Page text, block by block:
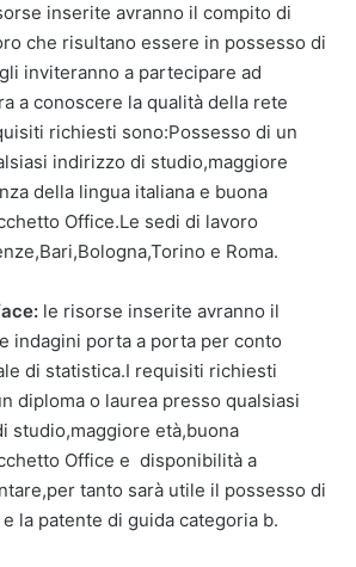
inserite avranno il compito di
che risultano essere in possesso di
inviteranno a partecipare ad
a conoscere la qualità della rete
richiesti sono:Possesso di un
indirizzo di studio,maggiore
della lingua italiana e buona
Office.Le sedi di lavoro
e Roma.
le risorse inserite avranno il
indagini porta a porta per conto
di statistica.I requisiti richiesti
diploma o laurea presso qualsiasi
studio,maggiore età,buona
Office e disponibilità a
tanto sarà utile il possesso di
la patente di guida categoria b.